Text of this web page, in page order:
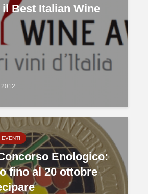
Best Italian Wine
EVENTI
Enologico:
fino al 20 ottobre